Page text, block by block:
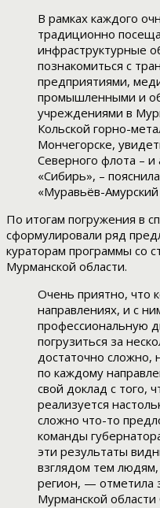
В рамках каждого
традиционно
инфраструктурные
познакомиться с
предприятиями,
промышленными и
учреждениями в
Кольской горно-
Мончегорске,
Северного флота –
«Сибирь», –
«Муравьёв-
По итогам погружения в
сформулировали ряд
кураторам программы со
Мурманской области.
Очень приятно, что
направлениях, и с
профессиональную
погрузиться за
достаточно сложно,
по каждому
свой доклад с того,
реализуется
сложно что-то
команды
эти результаты
взглядом тем
регион, — отметила
Мурманской области